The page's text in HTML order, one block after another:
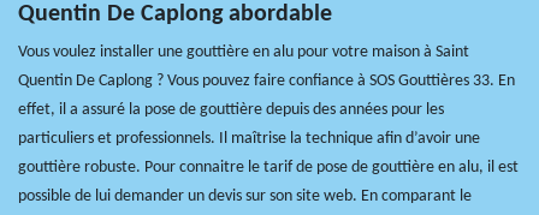
Quentin De Caplong abordable
Vous voulez installer une gouttière en alu pour votre maison à Saint
Quentin De Caplong ? Vous pouvez faire confiance à SOS Gouttières 33. En
effet, il a assuré la pose de gouttière depuis des années pour les
particuliers et professionnels. Il maîtrise la technique afin d’avoir une
gouttière robuste. Pour connaitre le tarif de pose de gouttière en alu, il est
possible de lui demander un devis sur son site web. En comparant le